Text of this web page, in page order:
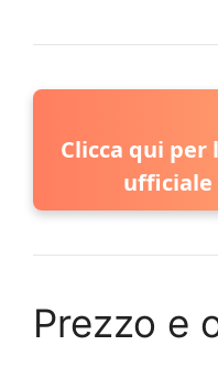
Clicca qui per
ufficiale
Prezzo e